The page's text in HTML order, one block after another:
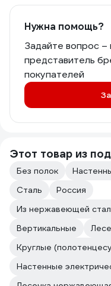
Нужна помощь?
Задайте вопрос –
представитель
покупателей
Этот товар из
Без полок
Сталь
Россия
Из нержавеющей
Вертикальные
Круглые
Настенные